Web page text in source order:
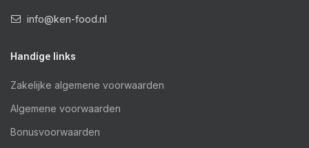
info@ken-food.nl
Handige links
Zakelijke algemene voorwaarden
Algemene voorwaarden
Bonusvoorwaarden